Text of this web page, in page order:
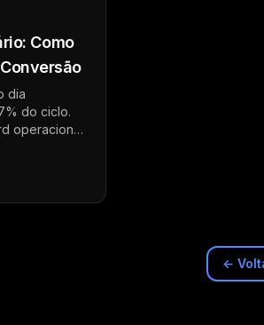
Como
dia
do ciclo.
operacional
←